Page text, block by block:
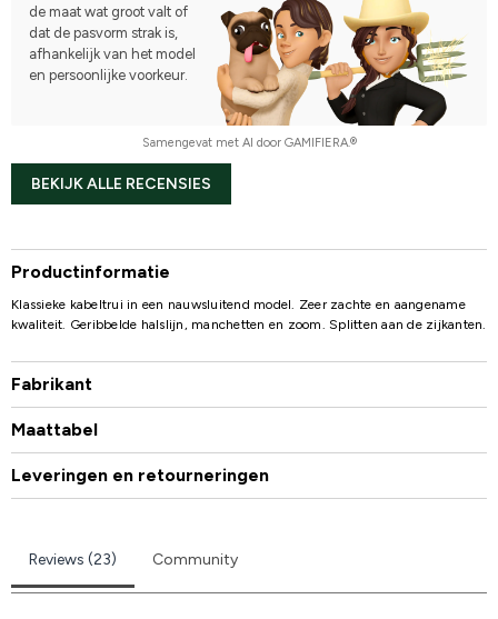
de maat wat groot valt of
dat de pasvorm strak is,
afhankelijk van het model
en persoonlijke voorkeur.
Samengevat met AI door GAMIFIERA.®
BEKIJK ALLE RECENSIES
Productinformatie
Klassieke kabeltrui in een nauwsluitend model. Zeer zachte en aangename
kwaliteit. Geribbelde halslijn, manchetten en zoom. Splitten aan de zijkanten.
Fabrikant
Maattabel
Leveringen en retourneringen
Reviews (23) Community